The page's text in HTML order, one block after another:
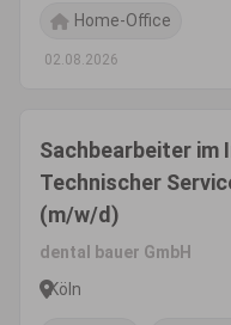
Home-Office
02.08.2026
Sachbearbeiter im
Technischer
(m/w/d)
dental bauer GmbH
Köln